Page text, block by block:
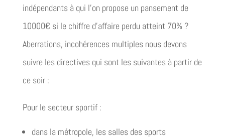
indépendants à qui l’on propose un pansement de
10000€ si le chiffre d’affaire perdu atteint 70% ?
Aberrations, incohérences multiples nous devons
suivre les directives qui sont les suivantes à partir de
ce soir :
Pour le secteur sportif :
dans la métropole, les salles des sports